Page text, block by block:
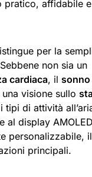
pratico, affidabile e
per la
non sia un
cardiaca, il sonno
visione sullo
tipi di attività
al display
personalizzabile, il
principali.